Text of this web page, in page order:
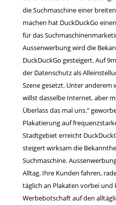
die Suchmaschine einer
machen hat DuckDuckGo
für das
Aussenwerbung wird die
DuckDuckGo gesteigert. Auf
der Datenschutz als
Szene gesetzt. Unter anderem
willst dasselbe Internet, aber
Überlass das mal uns.“
Plakatierung auf
Stadtgebiet erreicht
steigert wirksam die
Suchmaschine.
Alltag. Ihre Kunden fahren,
täglich an Plakaten vorbei und
Werbebotschaft auf den